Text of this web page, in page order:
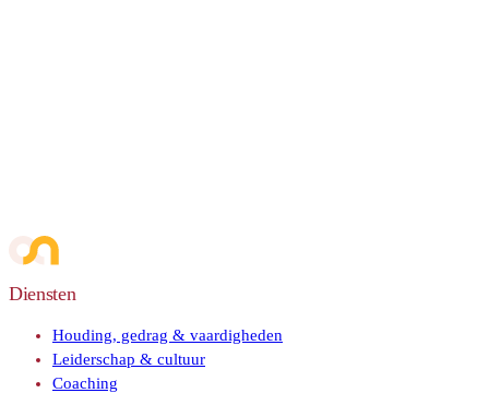
Diensten
Houding, gedrag & vaardigheden
Leiderschap & cultuur
Coaching